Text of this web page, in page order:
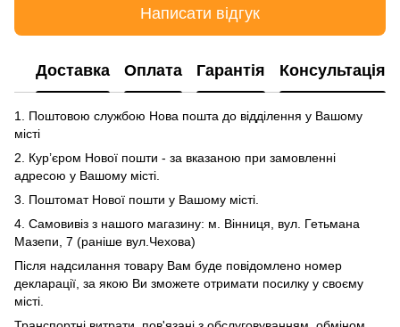
Написати відгук
Доставка Оплата Гарантія Консультація
1. Поштовою службою Нова пошта до відділення у Вашому
місті
2. Кур’єром Нової пошти - за вказаною при замовленні
адресою у Вашому місті.
3. Поштомат Нової пошти у Вашому місті.
4. Самовивіз з нашого магазину: м. Вінниця, вул. Гетьмана
Мазепи, 7 (раніше вул.Чехова)
Після надсилання товару Вам буде повідомлено номер
декларації, за якою Ви зможете отримати посилку у своєму
місті.